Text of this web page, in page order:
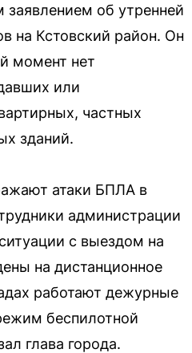
об утренней
на Кстовский район. Он
момент нет
или
частных
зданий.
атаки БПЛА в
администрации
с выездом на
на дистанционное
работают дежурные
беспилотной
глава города.